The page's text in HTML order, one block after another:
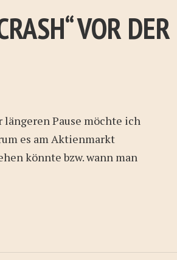
VOR DER
Pause möchte ich
es am Aktienmarkt
könnte bzw. wann man